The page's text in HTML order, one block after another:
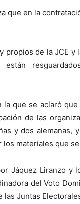
que en la
de la JCE y
que se aclaró que
de las
y dos alemanas,
materiales que
Jáquez Liranzo y
del Voto
las Juntas